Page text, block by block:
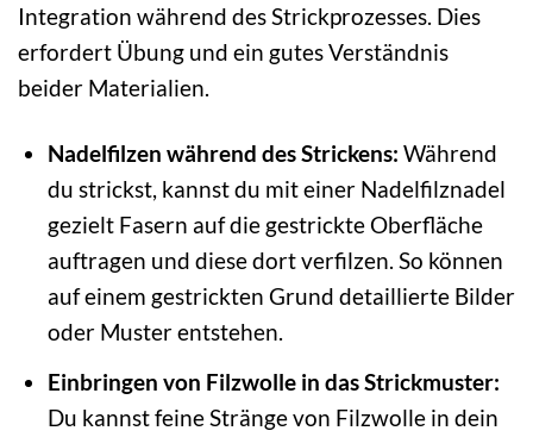
Integration während des Strickprozesses. Dies
erfordert Übung und ein gutes Verständnis
beider Materialien.
Nadelfilzen während des Strickens: Während
du strickst, kannst du mit einer Nadelfilznadel
gezielt Fasern auf die gestrickte Oberfläche
auftragen und diese dort verfilzen. So können
auf einem gestrickten Grund detaillierte Bilder
oder Muster entstehen.
Einbringen von Filzwolle in das Strickmuster:
Du kannst feine Stränge von Filzwolle in dein